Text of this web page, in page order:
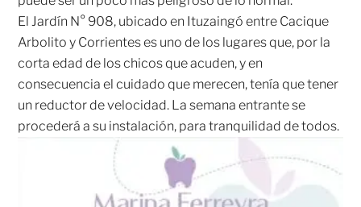
El Jardín N° 908, ubicado en Ituzaingó entre Cacique
Arbolito y Corrientes es uno de los lugares que, por la
corta edad de los chicos que acuden, y en
consecuencia el cuidado que merecen, tenía que tener
un reductor de velocidad. La semana entrante se
procederá a su instalación, para tranquilidad de todos.